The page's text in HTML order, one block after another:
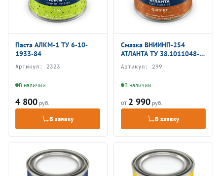
Паста АЛКМ-1 ТУ 6-10-
1933-84
Артикул: 2323
В наличии
4 800 руб.
В заявку
Смазка ВНИИНП-254
АТЛАНТА ТУ 38.1011048-
85
Артикул: 299
В наличии
от 2 990 руб.
В заявку